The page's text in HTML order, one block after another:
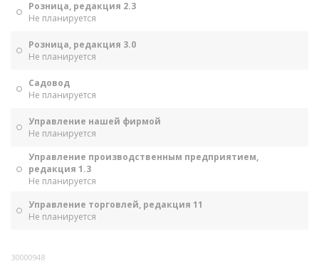
Розница, редакция 2.3
Не планируется
Розница, редакция 3.0
Не планируется
Садовод
Не планируется
Управление нашей фирмой
Не планируется
Управление производственным предприятием,
редакция 1.3
Не планируется
Управление торговлей, редакция 11
Не планируется
30000948